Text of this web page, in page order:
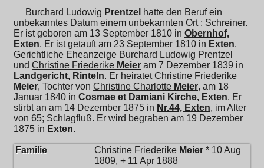
Burchard Ludowig Prentzel hatte den Beruf ein
unbekanntes Datum einem unbekannten Ort ; Schreiner.
Er ist geboren am 13 September 1810 in Obernhof,
Exten. Er ist getauft am 23 September 1810 in Exten.
Gerichtliche Eheanzeige Burchard Ludowig Prentzel
und Christine Friederike Meier am 7 Dezember 1839 in
Landgericht, Rinteln. Er heiratetChristine Friederike
Meier, Tochter von Christine Charlotte Meier, am 18
Januar 1840 in Cosmae et Damiani Kirche, Exten. Er
stirbt an am 14 Dezember 1875 in Nr.44, Exten, im Alter
von 65; Schlagfluß. Er wird begraben am 19 Dezember
1875 in Exten.
Familie Christine Friederike Meier * 10 Aug
1809, + 11 Apr 1888